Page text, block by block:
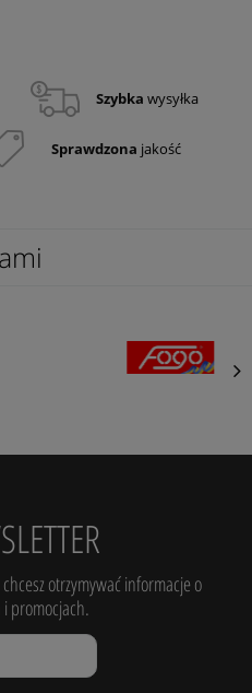
Szybka wysyłka
Sprawdzona jakość
otrzymywać informacje o
promocjach.